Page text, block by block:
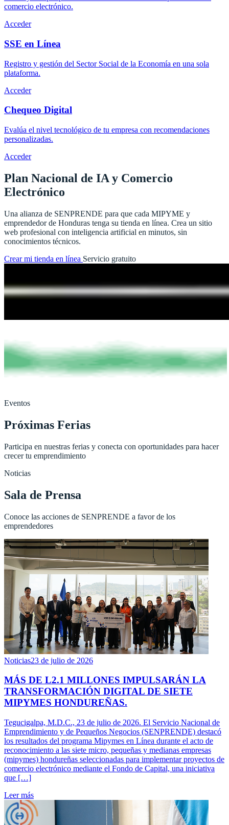
comercio electrónico.
Acceder
SSE en Línea
Registro y gestión del Sector Social de la Economía en una sola
plataforma.
Acceder
Chequeo Digital
Evalúa el nivel tecnológico de tu empresa con recomendaciones
personalizadas.
Acceder
Plan Nacional de IA y Comercio
Electrónico
Una alianza de SENPRENDE para que cada MIPYME y
emprendedor de Honduras tenga su tienda en línea. Crea un sitio
web profesional con inteligencia artificial en minutos, sin
conocimientos técnicos.
Crear mi tienda en línea Servicio gratuito
Eventos
Próximas Ferias
Participa en nuestras ferias y conecta con oportunidades para hacer
crecer tu emprendimiento
Noticias
Sala de Prensa
Conoce las acciones de SENPRENDE a favor de los
emprendedores
Noticias23 de julio de 2026
MÁS DE L2.1 MILLONES IMPULSARÁN LA
TRANSFORMACIÓN DIGITAL DE SIETE
MIPYMES HONDUREÑAS.
Tegucigalpa, M.D.C., 23 de julio de 2026. El Servicio Nacional de
Emprendimiento y de Pequeños Negocios (SENPRENDE) destacó
los resultados del programa Mipymes en Línea durante el acto de
reconocimiento a las siete micro, pequeñas y medianas empresas
(mipymes) hondureñas seleccionadas para implementar proyectos de
comercio electrónico mediante el Fondo de Capital, una iniciativa
que […]
Leer más